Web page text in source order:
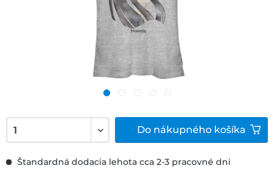
Štandardná dodacia lehota cca 2-3 pracovné dni
Do nákupného košíka